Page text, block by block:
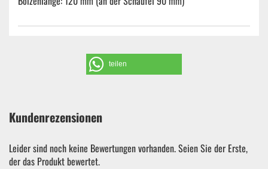
teilen
Kundenrezensionen
Leider sind noch keine Bewertungen vorhanden. Seien Sie der Erste,
der das Produkt bewertet.